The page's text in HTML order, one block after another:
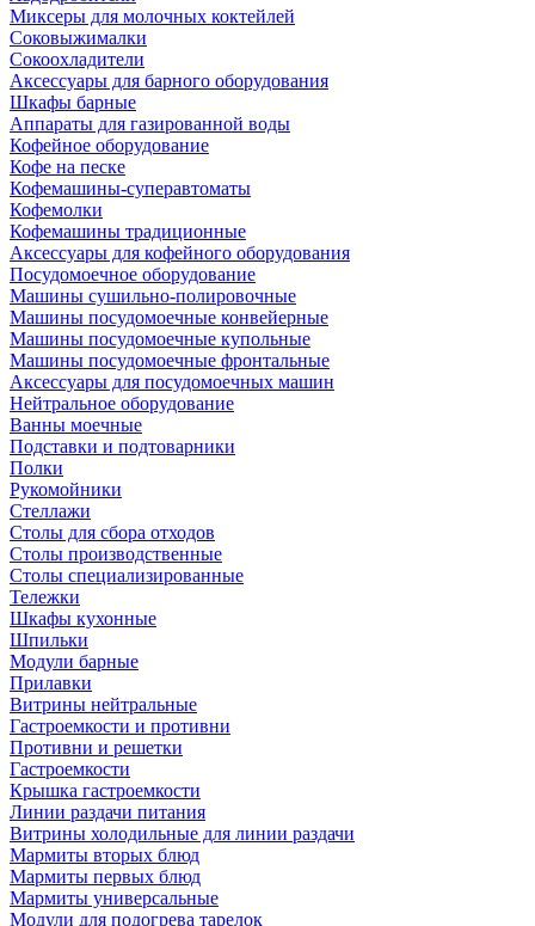
Миксеры для молочных коктейлей
Соковыжималки
Сокоохладители
Аксессуары для барного оборудования
Шкафы барные
Аппараты для газированной воды
Кофейное оборудование
Кофе на песке
Кофемашины-суперавтоматы
Кофемолки
Кофемашины традиционные
Аксессуары для кофейного оборудования
Посудомоечное оборудование
Машины сушильно-полировочные
Машины посудомоечные конвейерные
Машины посудомоечные купольные
Машины посудомоечные фронтальные
Аксессуары для посудомоечных машин
Нейтральное оборудование
Ванны моечные
Подставки и подтоварники
Полки
Рукомойники
Стеллажи
Столы для сбора отходов
Столы производственные
Столы специализированные
Тележки
Шкафы кухонные
Шпильки
Модули барные
Прилавки
Витрины нейтральные
Гастроемкости и противни
Противни и решетки
Гастроемкости
Крышка гастроемкости
Линии раздачи питания
Витрины холодильные для линии раздачи
Мармиты вторых блюд
Мармиты первых блюд
Мармиты универсальные
Модули для подогрева тарелок